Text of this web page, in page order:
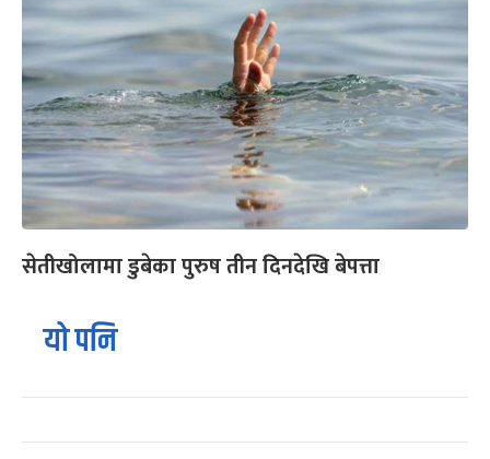
सेतीखोलामा डुबेका पुरुष तीन दिनदेखि बेपत्ता
यो पनि